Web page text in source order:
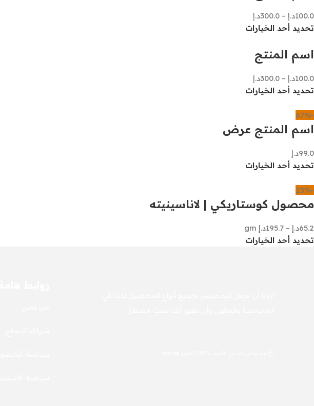
100.0د.إ –
300.0د.إ
تحديد أحد الخيارات
اسم المنتج
100.0د.إ –
300.0د.إ
تحديد أحد الخيارات
-67%
اسم المنتج عرض
99.0د.إ
تحديد أحد الخيارات
-25%
محصول كوستاريكي | لاناسينيته
65.2د.إ –
195.7د.إ gm
تحديد أحد الخيارات